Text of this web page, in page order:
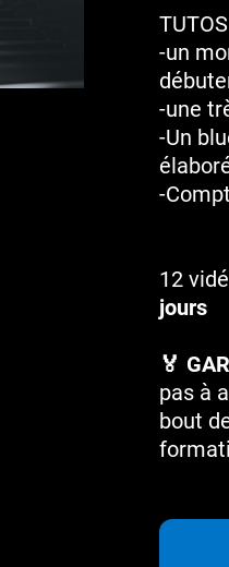
-un
-une
-Un
-
12
jours
🏅
pas à
bout